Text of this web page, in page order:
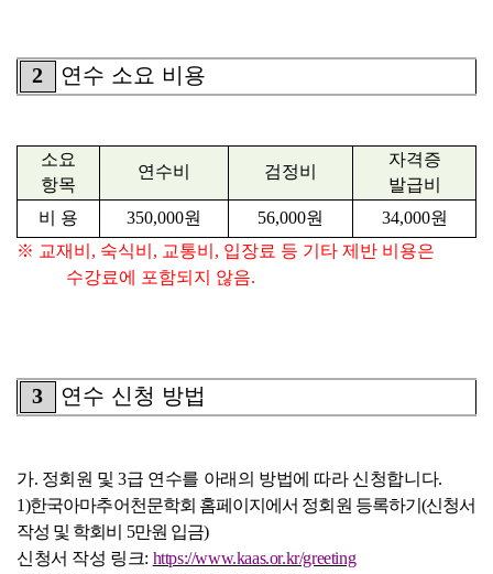
2 연수 소요 비용
소요
항목
연수비 검정비
자격증
발급비
비 용
350,000원 56,000원 34,000원
※ 교재비 , 숙식비 , 교통비 , 입장료 등 기타 제반 비용은
수강료에 포함되지 않음.
3 연수 신청 방법
가. 정회원 및3급 연수를 아래의 방법에 따라 신청합니다.
1)한국아마추어천문학회 홈페이지에서 정회원 등록하기 (신청서
작성 및 학회비 5만원 입금)
신청서 작성 링크: https://www.kaas.or.kr/greeting